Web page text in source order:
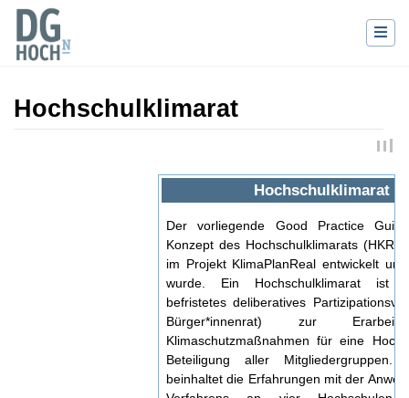
Hochschulklimarat
Hochschulklimarat
Der vorliegende Good Practice
Konzept des Hochschulklimarats (HKR)
im Projekt KlimaPlanReal entwickelt
wurde. Ein Hochschulklimarat ist
befristetes deliberatives
Bürger*innenrat) zur
Klimaschutzmaßnahmen für eine
Beteiligung aller Mitgliedergruppen.
beinhaltet die Erfahrungen mit der